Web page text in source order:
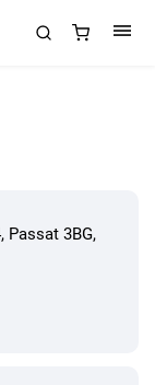
Passat 3BG,